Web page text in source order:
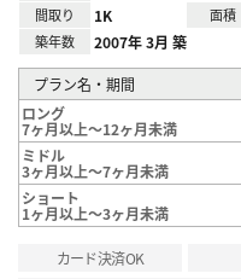
間取り 1K 面積
築年数 2007年 3月 築
プラン名・期間
ロング
7ヶ月以上～12ヶ月未満
ミドル
3ヶ月以上～7ヶ月未満
ショート
1ヶ月以上～3ヶ月未満
カード決済OK